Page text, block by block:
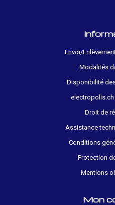
Envoi/
Modalités
Disponibilité
electropolis.ch
Droit de
Assistance
Conditions
Protection
Mentions
Mon